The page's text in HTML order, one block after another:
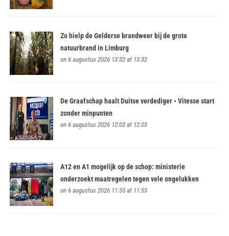
Zo hielp de Gelderse brandweer bij de grote
natuurbrand in Limburg
on 6 augustus 2026 13:32 at 13:32
De Graafschap haalt Duitse verdediger • Vitesse start
zonder minpunten
on 6 augustus 2026 12:03 at 12:03
A12 en A1 mogelijk op de schop: ministerie
onderzoekt maatregelen tegen vele ongelukken
on 6 augustus 2026 11:55 at 11:55